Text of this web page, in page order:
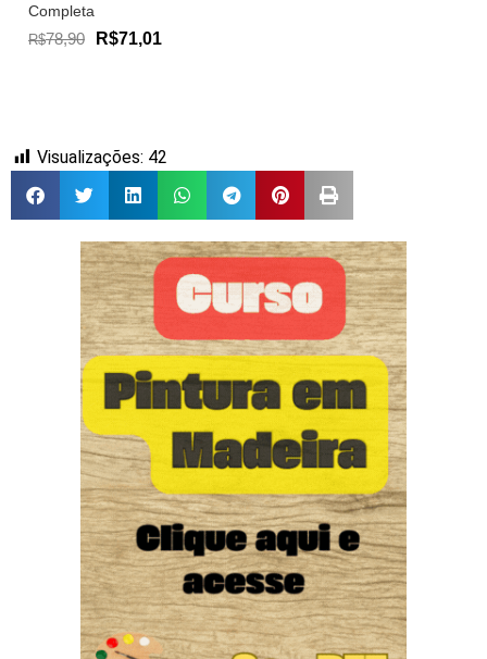
Completa
R$78,90 R$71,01
Visualizações: 42